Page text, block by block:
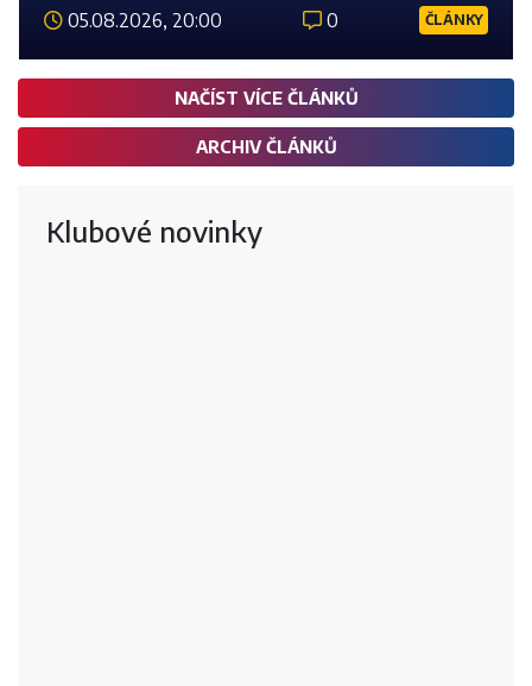
05.08.2026, 20:00 0 ČLÁNKY
NAČÍST VÍCE ČLÁNKŮ
ARCHIV ČLÁNKŮ
Klubové novinky